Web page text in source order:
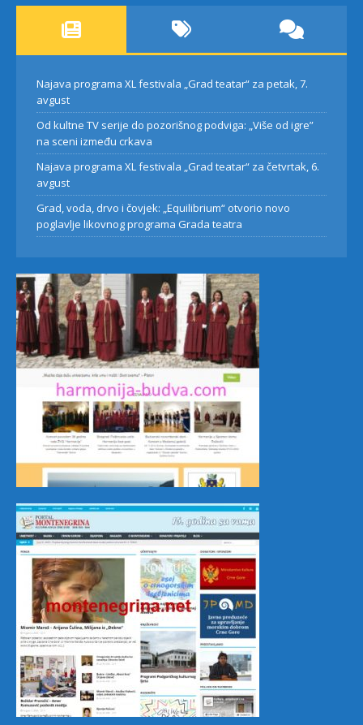
Najava programa XL festivala „Grad teatar“ za petak, 7.
avgust
Od kultne TV serije do pozorišnog podviga: „Više od igre”
na sceni između crkava
Najava programa XL festivala „Grad teatar“ za četvrtak, 6.
avgust
Grad, voda, drvo i čovjek: „Equilibrium“ otvorio novo
poglavlje likovnog programa Grada teatra